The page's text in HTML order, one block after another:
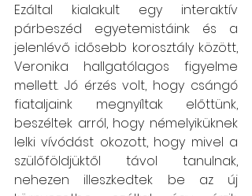
Ezáltal kialakult egy interaktív
párbeszéd egyetemistáink és a
jelenlévő idősebb korosztály között,
Veronika hallgatólagos figyelme
mellett. Jó érzés volt, hogy csángó
fiataljaink megnyíltak előttünk,
beszéltek arról, hogy némelyiküknek
lelki vívódást okozott, hogy mivel a
szülőföldjüktől távol tanulnak,
nehezen illeszkedtek be az új